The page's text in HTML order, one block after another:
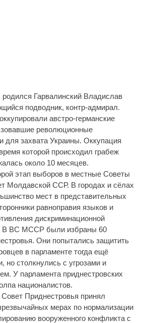
родился Гарвалинский Владислав
подводник, контр-адмирал.
австро-германские
революционные
для захвата Украины. Оккупация
которой происходил грабеж
около 10 месяцев.
этап выборов в местные Советы
Молдавской ССР. В городах и сёлах
мест в представительных
равноправия языков и
дискриминационной
В ВС МССР были избраны 60
Они попытались защитить
в парламенте тогда ещё
но столкнулись с угрозами и
У парламента приднестровских
националистов.
Приднестровья принял
мерах по нормализации
вооруженного конфликта с